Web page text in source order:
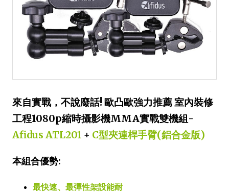
來自實戰，不說廢話! 歐凸歐強力推薦 室內裝修
工程1080p縮時攝影機MMA實戰雙機組-
Afidus ATL201 + C型夾連桿手臂(鋁合金版)
本組合優勢:
最快速、最彈性架設能耐